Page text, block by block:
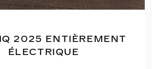
2025 ENTIÈREMENT
ÉLECTRIQUE